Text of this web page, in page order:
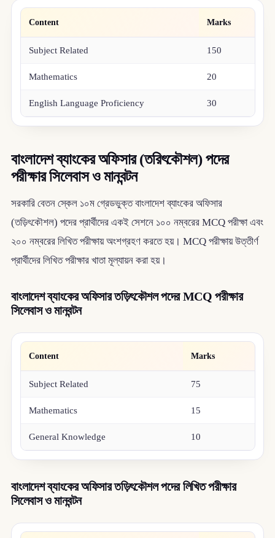
Content Marks
Subject Related 150
Mathematics 20
English Language Proficiency 30
বাংলাদেশ ব্যাংকের অফিসার (তরিৎকৌশল) পদের
পরীক্ষার সিলেবাস ও মানবন্টন
সরকারি বেতন স্কেল ১০ম গ্রেডভুক্ত বাংলাদেশ ব্যাংকের অফিসার
(তড়িৎকৌশল) পদের প্রার্থীদের একই সেশনে ১০০ নম্বরের MCQ পরীক্ষা এবং
২০০ নম্বরের লিখিত পরীক্ষায় অংশগ্রহণ করতে হয়। MCQ পরীক্ষায় উত্তীর্ণ
প্রার্থীদের লিখিত পরীক্ষার খাতা মূল্যায়ন করা হয়।
বাংলাদেশ ব্যাংকের অফিসার তড়িৎকৌশল পদের MCQ পরীক্ষার
সিলেবাস ও মানবন্টন
Content Marks
Subject Related 75
Mathematics 15
General Knowledge 10
বাংলাদেশ ব্যাংকের অফিসার তড়িৎকৌশল পদের লিখিত পরীক্ষার
সিলেবাস ও মানবন্টন